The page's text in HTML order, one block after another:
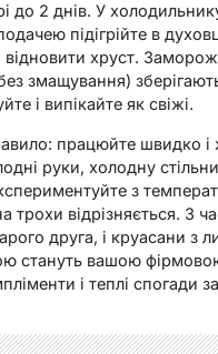
до 2 днів. У
підігрійте в
хруст.
змащування)
і випікайте як свіжі.
працюйте швидко і
руки, холодну
з
трохи відрізняється. З
друга, і круасани з
стануть вашою
і теплі спогади